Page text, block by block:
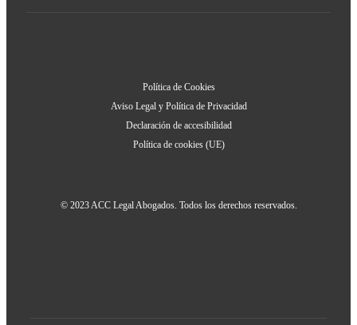
Política de Cookies
Aviso Legal y Política de Privacidad
Declaración de accesibilidad
Política de cookies (UE)
© 2023 ACC Legal Abogados. Todos los derechos reservados.